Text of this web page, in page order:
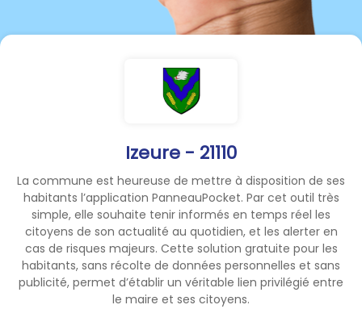
Izeure - 21110
La commune est heureuse de mettre à disposition de ses
habitants l’application PanneauPocket. Par cet outil très
simple, elle souhaite tenir informés en temps réel les
citoyens de son actualité au quotidien, et les alerter en
cas de risques majeurs. Cette solution gratuite pour les
habitants, sans récolte de données personnelles et sans
publicité, permet d’établir un véritable lien privilégié entre
le maire et ses citoyens.
Observer une éclipse solaire
est un moment
protéger vos yeux.
⚠️ Regarder le Soleil sans
des lunettes non conformes
peut provoquer des lésions
oculaires, indolores au
moment de l'exposition, mais
potentiellement irréversibles.
👉 Anticipez dès maintenant
et équipez-vous de lunettes
spécialement conçues pour